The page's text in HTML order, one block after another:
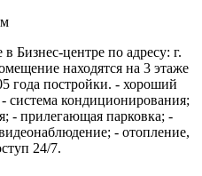
Бизнес-центре по адресу: г.
находятся на 3 этаже
года постройки. - хороший
система кондиционирования;
- прилегающая парковка; -
- отопление,
24/7.